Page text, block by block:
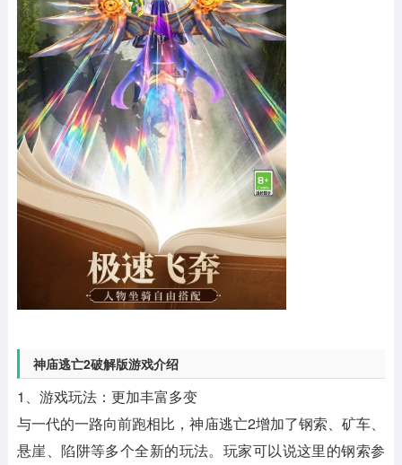
神庙逃亡2破解版游戏介绍
1、游戏玩法：更加丰富多变
与一代的一路向前跑相比，神庙逃亡2增加了钢索、矿车、
悬崖、陷阱等多个全新的玩法。玩家可以说这里的钢索参